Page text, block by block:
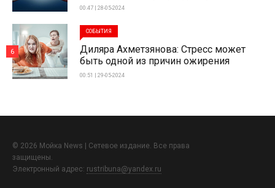
00:47 | 28-05-2024
СОБЫТИЯ
Диляра Ахметзянова: Стресс может
быть одной из причин ожирения
00:51 | 29-05-2024
6
© 2026 Мойка News | Сетевое издание. Все права
защищены.
Электронный адрес: rustribuna@yandex.ru